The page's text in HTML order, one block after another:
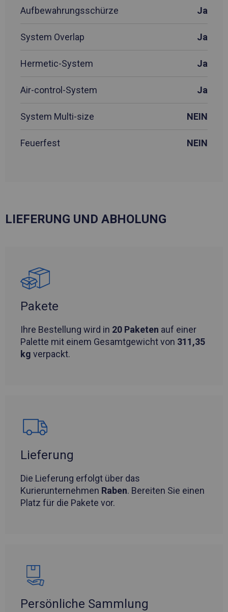
Aufbewahrungsschürze Ja
System Overlap Ja
Hermetic-System Ja
Air-control-System Ja
System Multi-size NEIN
Feuerfest NEIN
LIEFERUNG UND ABHOLUNG
Pakete
Ihre Bestellung wird in 20 Paketen auf einer
Palette mit einem Gesamtgewicht von 311,35
kg verpackt.
Lieferung
Die Lieferung erfolgt über das
Kurierunternehmen Raben. Bereiten Sie einen
Platz für die Pakete vor.
Persönliche Sammlung